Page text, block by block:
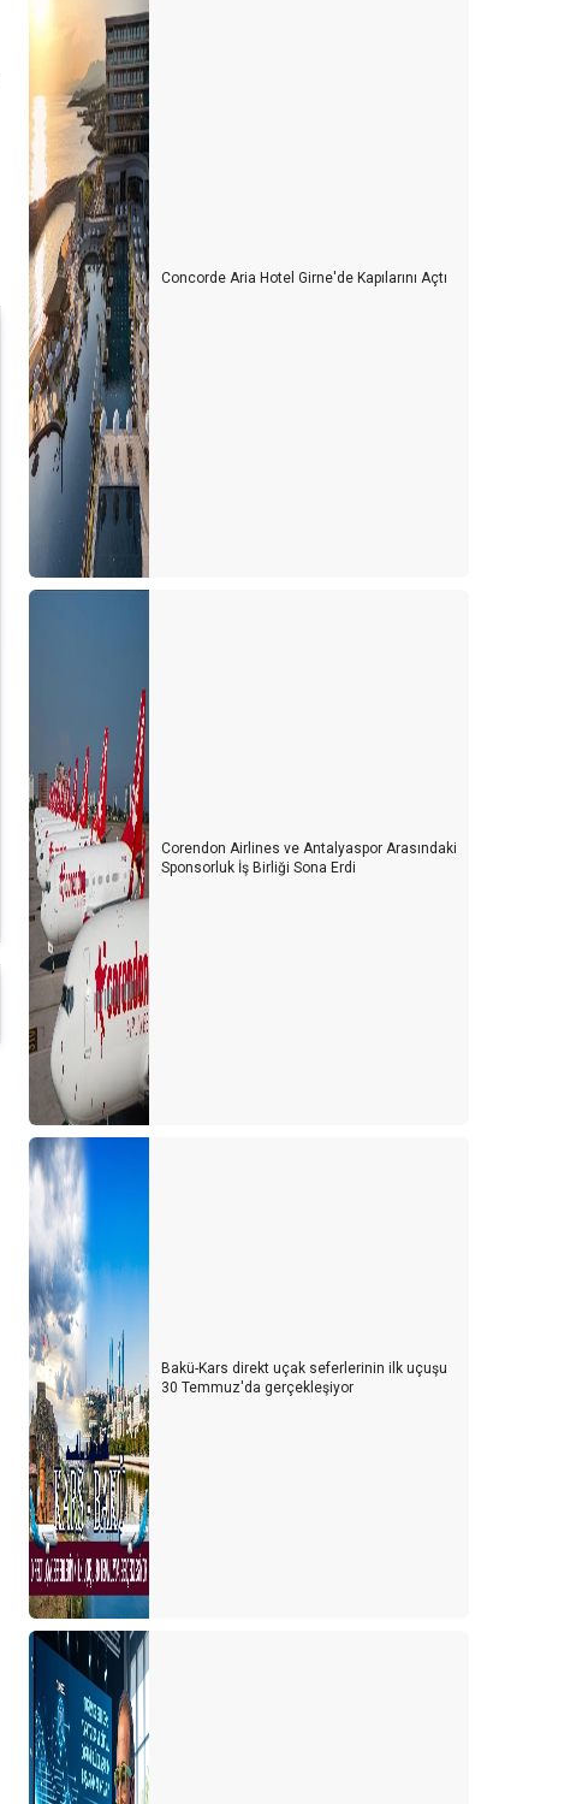
Concorde Aria Hotel Girne'de Kapılarını Açtı
Corendon Airlines ve Antalyaspor Arasındaki
Sponsorluk İş Birliği Sona Erdi
Bakü-Kars direkt uçak seferlerinin ilk uçuşu
30 Temmuz'da gerçekleşiyor